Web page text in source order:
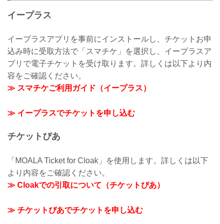
イープラス
イープラスアプリを事前にインストールし、チケットお申
込み時に受取方法で「スマチケ」を選択し、イープラスア
プリで電子チケットを受け取ります。詳しくは以下より内
容をご確認ください。
≫ スマチケご利用ガイド（イープラス）
≫ イープラスでチケットを申し込む
チケットぴあ
「MOALA Ticket for Cloak」を使用します。詳しくは以下
より内容をご確認ください。
≫ Cloakでの引取について（チケットぴあ）
≫ チケットぴあでチケットを申し込む